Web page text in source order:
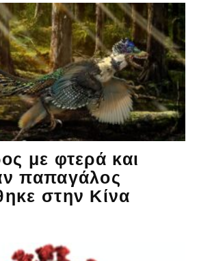
με φτερά και
παπαγάλος
στην Κίνα